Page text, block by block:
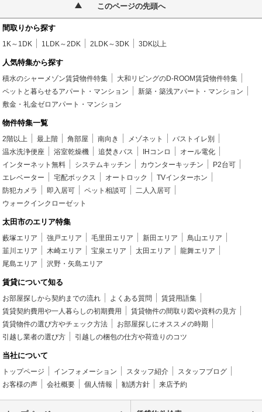
このページの先頭へ
間取りから探す
1K～1DK 1LDK～2DK 2LDK～3DK 3DK以上
人気特集から探す
積水のシャーメゾン賃貸物件特集
大和リビングのD-ROOM賃貸物件特集
ペットと暮らせるアパート・マンション
新築・築浅アパート・マンション
敷金・礼金ゼロアパート・マンション
物件特集一覧
2階以上 最上階 角部屋 南向き メゾネット
バストイレ別
温水洗浄便座
浴室乾燥機 追焚きバス IHコンロ
オール電化
インターネット無料
システムキッチン カウンターキッチン
P2台可
エレベーター
宅配ボックス オートロック
TVインターホン
防犯カメラ
即入居可 ペット相談可
二人入居可
ウォークインクローゼット
太田市のエリア特集
藪塚エリア 強戸エリア 毛里田エリア 新田エリア
鳥山エリア
韮川エリア
木崎エリア 宝泉エリア 太田エリア
龍舞エリア
尾島エリア
沢野・矢島エリア
賃貸について知る
お部屋探しから契約までの流れ よくある質問
賃貸用語集
賃貸契約費用や一人暮らしの初期費用
賃貸物件の間取り図や資料の見方
賃貸物件の選び方やチェック方法
お部屋探しにオススメの時期
引越し業者の選び方
引越しの梱包の仕方や荷造りのコツ
当社について
トップページ インフォメーション スタッフ紹介
スタッフブログ
お客様の声
会社概要 個人情報 勧誘方針 来店予約